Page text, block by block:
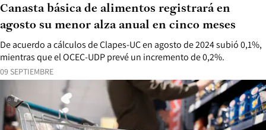
09 SEPTIEMBRE
De acuerdo a cálculos de Clapes-UC en agosto de 2024 subió 0,1%,
mientras que el OCEC-UDP prevé un incremento de 0,2%.
Canasta básica de alimentos registrará en
agosto su menor alza anual en cinco meses